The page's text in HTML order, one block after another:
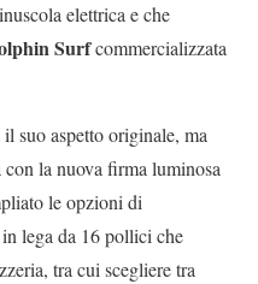
elettrica e che
Surfcommercializzata
suo aspetto originale, ma
la nuova firma luminosa
le opzioni di
lega da 16 pollici che
tra cui scegliere tra